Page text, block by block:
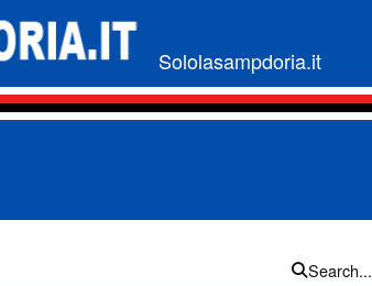
Sololasampdoria.it
Search...